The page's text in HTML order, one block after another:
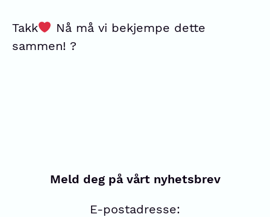
Takk
Nå må vi bekjempe dette
sammen! ?
Meld deg på vårt nyhetsbrev
E-postadresse: